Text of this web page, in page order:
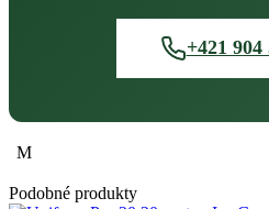
+421 904
M
Podobné produkty